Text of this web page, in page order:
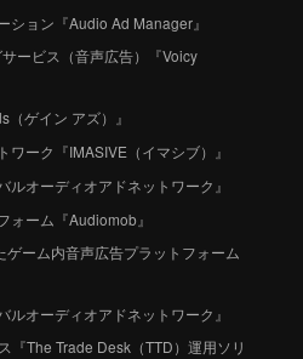
ション『Audio Ad Manager』
ービス（音声広告）『Voicy
ゲイン アズ）』
ーク『IMASIVE（イマシブ）』
オーディオアドネットワーク』
ォーム『Audiomob』
ーム内音声広告プラットフォーム
オーディオアドネットワーク』
『The Trade Desk（TTD）運用ソリ